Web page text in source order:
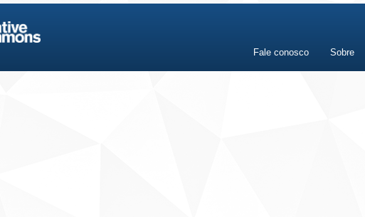
Fale conosco Sobre